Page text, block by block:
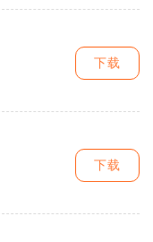
下载
下载